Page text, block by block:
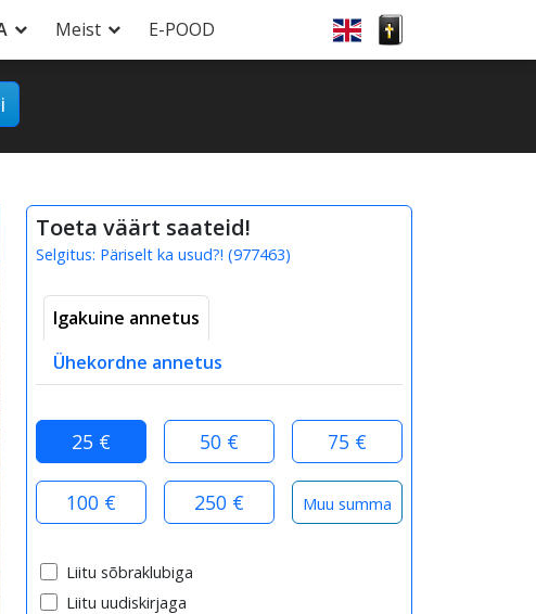
Meist E-POOD
Toeta väärt saateid!
Selgitus: Päriselt ka usud?! (977463)
Igakuine annetus
Ühekordne annetus
25 € 50 € 75 €
100 € 250 €
Liitu sõbraklubiga
Liitu uudiskirjaga